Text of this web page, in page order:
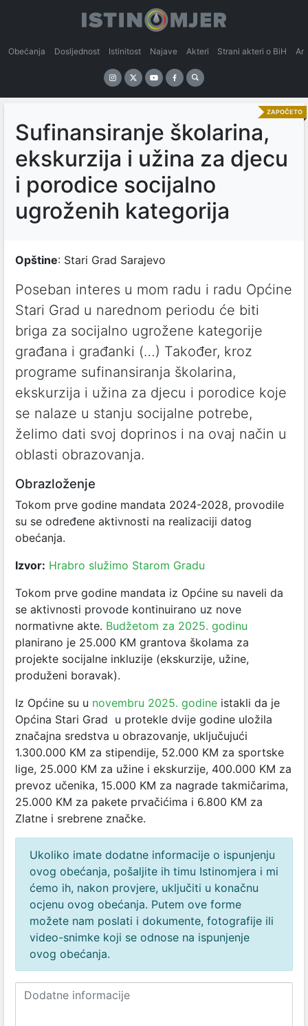
Obećanja Dosljednost Istinitost Najave Akteri Strani akteri o BiH
ZAPOČETO
Sufinansiranje školarina,
ekskurzija i užina za djecu
i porodice socijalno
ugroženih kategorija
Opštine: Stari Grad Sarajevo
Poseban interes u mom radu i radu Općine
Stari Grad u narednom periodu će biti
briga za socijalno ugrožene kategorije
građana i građanki (…) Također, kroz
programe sufinansiranja školarina,
ekskurzija i užina za djecu i porodice koje
se nalaze u stanju socijalne potrebe,
želimo dati svoj doprinos i na ovaj način u
oblasti obrazovanja.
Obrazloženje
Tokom prve godine mandata 2024-2028, provodile
su se određene aktivnosti na realizaciji datog
obećanja.
Izvor: Hrabro služimo Starom Gradu
Tokom prve godine mandata iz Općine su naveli da
se aktivnosti provode kontinuirano uz nove
normativne akte. Budžetom za 2025. godinu
planirano je 25.000 KM grantova školama za
projekte socijalne inkluzije (ekskurzije, užine,
produženi boravak).
Iz Općine su u novembru 2025. godine istakli da je
Općina Stari Grad u protekle dvije godine uložila
značajna sredstva u obrazovanje, uključujući
1.300.000 KM za stipendije, 52.000 KM za sportske
lige, 25.000 KM za užine i ekskurzije, 400.000 KM za
prevoz učenika, 15.000 KM za nagrade takmičarima,
25.000 KM za pakete prvačićima i 6.800 KM za
Zlatne i srebrene značke.
Ukoliko imate dodatne informacije o ispunjenju
ovog obećanja, pošaljite ih timu Istinomjera i mi
ćemo ih, nakon provjere, uključiti u konačnu
ocjenu ovog obećanja. Putem ove forme
možete nam poslati i dokumente, fotografije ili
video-snimke koji se odnose na ispunjenje
ovog obećanja.